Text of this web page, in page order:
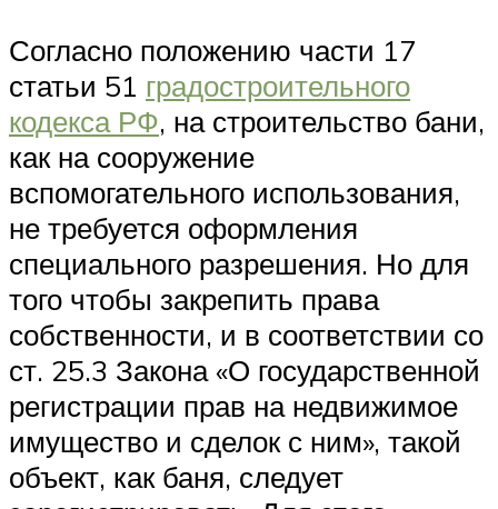
Согласно положению части 17
статьи 51 градостроительного
кодекса РФ, на строительство бани,
как на сооружение
вспомогательного использования,
не требуется оформления
специального разрешения. Но для
того чтобы закрепить права
собственности, и в соответствии со
ст. 25.3 Закона «О государственной
регистрации прав на недвижимое
имущество и сделок с ним», такой
объект, как баня, следует